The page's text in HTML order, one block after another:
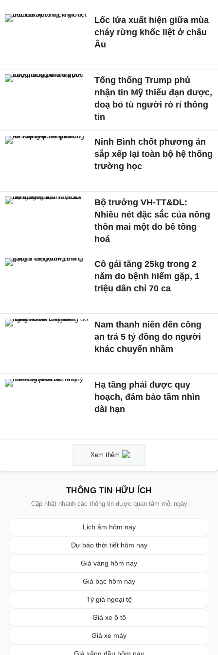
Lốc lửa xuất hiện giữa mùa
cháy rừng khốc liệt ở châu
Âu
Tổng thống Trump phủ
nhận tin Mỹ thiếu đạn dược,
doạ bỏ tù người rò rỉ thông
tin
Ninh Bình chốt phương án
sắp xếp lại toàn bộ hệ thống
trường học
Bộ trưởng VH-TT&DL:
Nhiều nét đặc sắc của nông
thôn mai một do bê tông
hoá
Cô gái tăng 25kg trong 2
năm do bệnh hiếm gặp, 1
triệu dân chỉ 70 ca
Nam thanh niên đến công
an trả 5 tỷ đồng do người
khác chuyển nhầm
Hạ tầng phải được quy
hoạch, đảm bảo tầm nhìn
dài hạn
Xem thêm
THÔNG TIN HỮU ÍCH
Cập nhật nhanh các thông tin được quan tâm mỗi ngày
Lịch âm hôm nay
Dự báo thời tiết hôm nay
Giá vàng hôm nay
Giá bạc hôm nay
Tỷ giá ngoại tệ
Giá xe ô tô
Giá xe máy